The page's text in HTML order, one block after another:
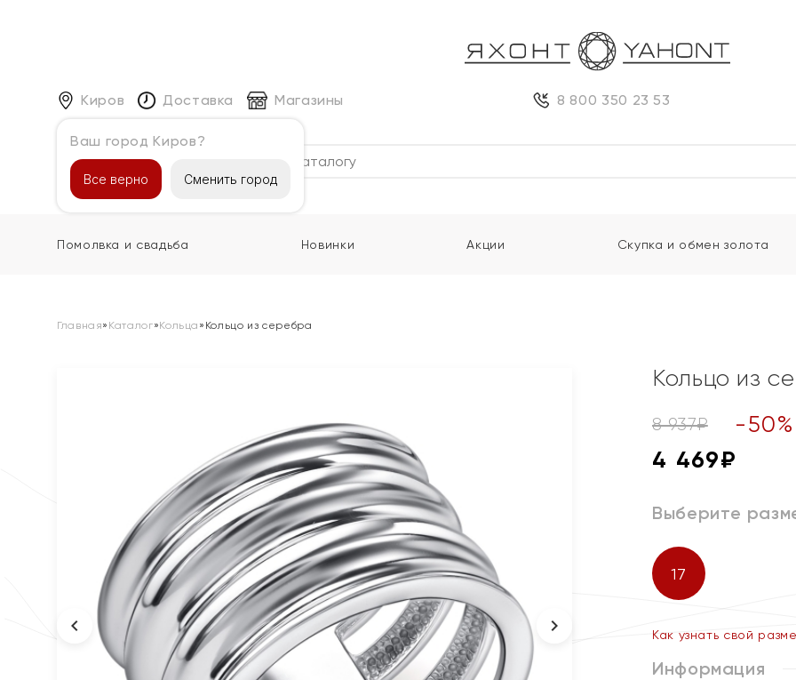
Киров
Ваш город Киров?
Все верно Сменить город
Доставка Магазины 8 800 350 23 53
Каталог
Помолвка и свадьба Новинки Акции Скупка и обмен золота
Главная» Каталог»Кольца » Кольцо из серебра
Кольцо из
8 937₽ -50%
4 469₽
Выберите
17
Как узнать свой
Информация